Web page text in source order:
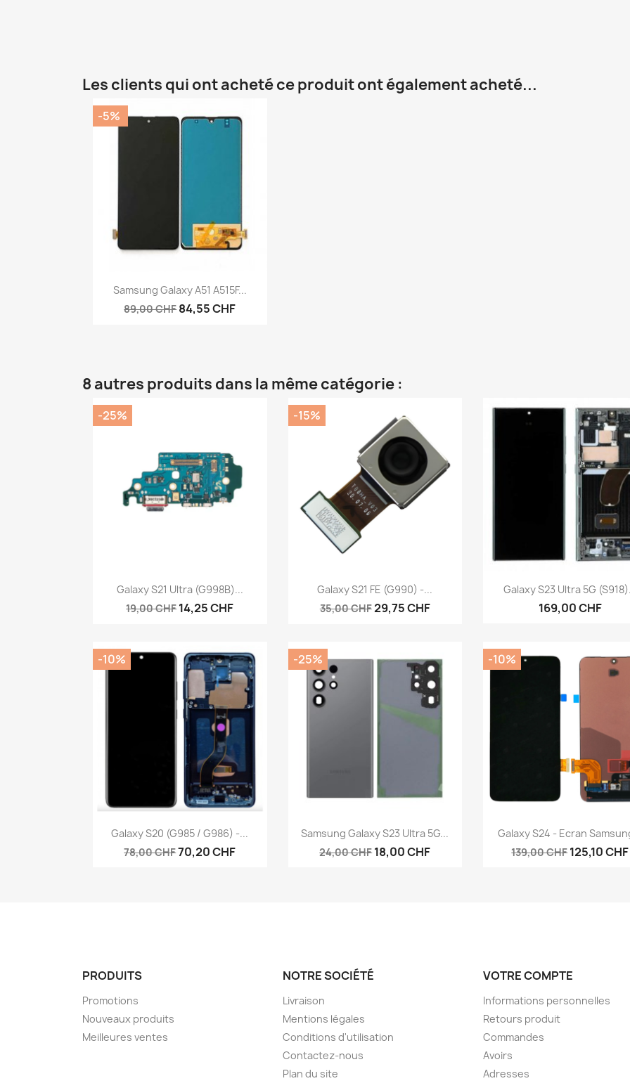
Les clients qui ont acheté ce produit ont également acheté...
Aperçu rapide
Samsung Galaxy A51 A515F...
89,00 CHF84,55 CHF
-5%
8 autres produits dans la même catégorie :
Aperçu rapide
Galaxy S21 Ultra (G998B)...
19,00 CHF14,25 CHF
-25%
Aperçu rapide
Galaxy S21 FE (G990) -...
35,00 CHF29,75 CHF
-15%
Aperçu rapide
Galaxy S23 Ultra 5G
169,00 CHF
Aperçu rapide
Galaxy S20 (G985 / G986) -...
78,00 CHF70,20 CHF
-10%
Aperçu rapide
Samsung Galaxy S23 Ultra 5G...
24,00 CHF18,00 CHF
-25%
Aperçu rapide
Galaxy S24 - Ecran
139,00 CHF125,10 CHF
-10%
PRODUITS
Promotions
Nouveaux produits
Meilleures ventes
NOTRE SOCIÉTÉ
Livraison
Mentions légales
Conditions d'utilisation
Contactez-nous
Plan du site
VOTRE COMPTE
Informations personnelles
Retours produit
Commandes
Avoirs
Adresses